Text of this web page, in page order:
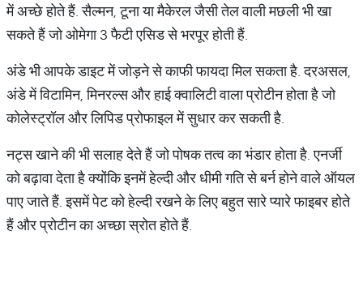
में अच्छे होते हैं. सैल्मन, टूना या मैकेरल जैसी तेल वाली मछली भी खा
सकते हैं जो ओमेगा 3 फैटी एसिड से भरपूर होती हैं.
अंडे भी आपके डाइट में जोड़ने से काफी फायदा मिल सकता है. दरअसल,
अंडे में विटामिन, मिनरल्स और हाई क्वालिटी वाला प्रोटीन होता है जो
कोलेस्ट्रॉल और लिपिड प्रोफाइल में सुधार कर सकती है.
नट्स खाने की भी सलाह देते हैं जो पोषक तत्व का भंडार होता है. एनर्जी
को बढ़ावा देता है क्योंकि इनमें हेल्दी और धीमी गति से बर्न होने वाले ऑयल
पाए जाते हैं. इसमें पेट को हेल्दी रखने के लिए बहुत सारे प्यारे फाइबर होते
हैं और प्रोटीन का अच्छा स्रोत होते हैं.